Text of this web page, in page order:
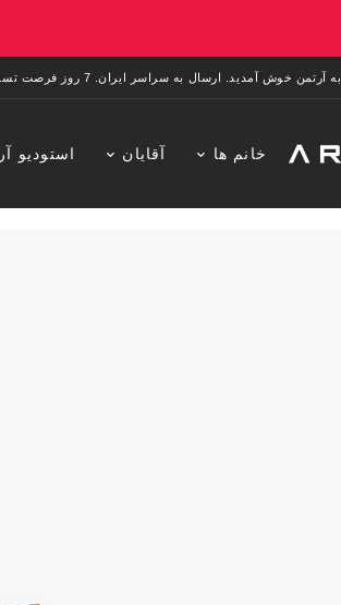
به آرتمن خوش آمدید. ارسال به سراسر ایران. 7 روز فرصت تست در منزل. 1 سال خدمات پس از فروش.
خانم ها آقایان استودیو